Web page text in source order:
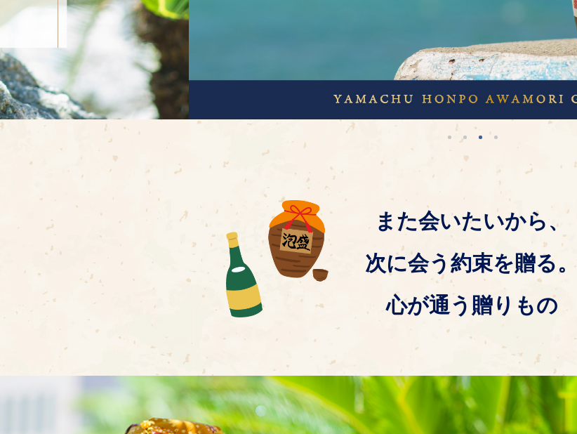
また会いたいから、
次に会う約束を贈る。
心が通う贈りもの